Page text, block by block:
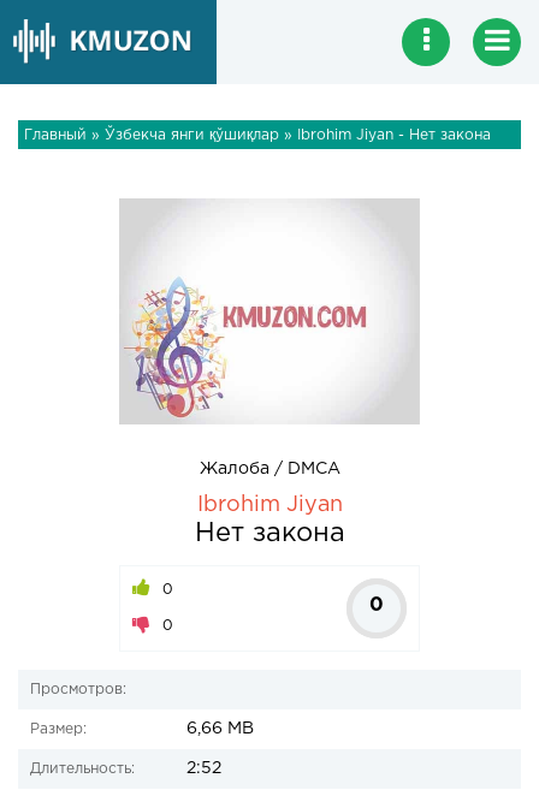
Главный » Ўзбекча янги қўшиқлар » Ibrohim Jiyan - Нет закона
Жалоба / DMCA
Ibrohim Jiyan
Нет закона
0
0
0
Просмотров:
Размер: 6,66 MB
Длительность: 2:52